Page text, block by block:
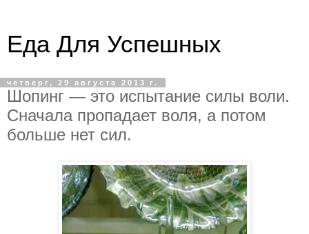
Еда Для Успешных
четверг, 29 августа 2013 г.
Шопинг — это испытание силы воли.
Сначала пропадает воля, а потом
больше нет сил.